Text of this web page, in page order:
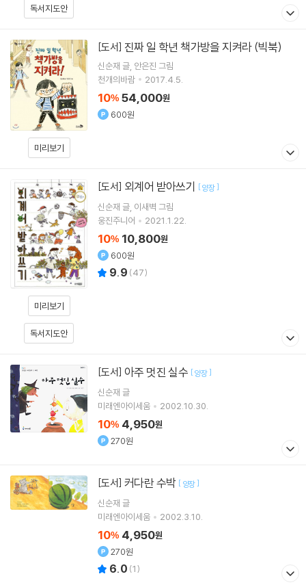
독서지도안
미리보기
[도서] 진짜 일 학년 책가방을 지켜라 (빅북)
신순재 글 안은진 그림
천개의바람
2017.4.5.
10% 54,000원
600원
미리보기
독서지도안
[도서] 외계어 받아쓰기 [양장]
신순재 글 이새벽 그림
웅진주니어
2021.1.22.
10% 10,800원
600원
9.9 (47)
[도서] 아주 멋진 실수 [양장]
신순재 글
미래엔아이세움
2002.10.30.
10% 4,950원
270원
[도서] 커다란 수박 [ 양장]
신순재 글
미래엔아이세움
2002.3.10.
10% 4,950원
270원
6.0 (1)